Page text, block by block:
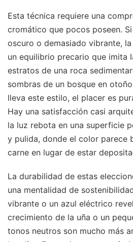
Esta técnica requiere una
cromático que pocos poseen.
oscuro o demasiado vibrante,
un equilibrio precario que imita
estratos de una roca
sombras de un bosque en
lleva este estilo, el placer es
Hay una satisfacción casi
la luz rebota en una superficie
y pulida, donde el color parece
carne en lugar de estar
La durabilidad de estas
una mentalidad de
vibrante o un azul eléctrico
crecimiento de la uña o un
tonos neutros son mucho más